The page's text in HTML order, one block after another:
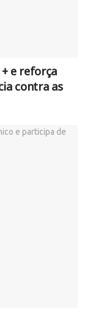
e reforça
contra as